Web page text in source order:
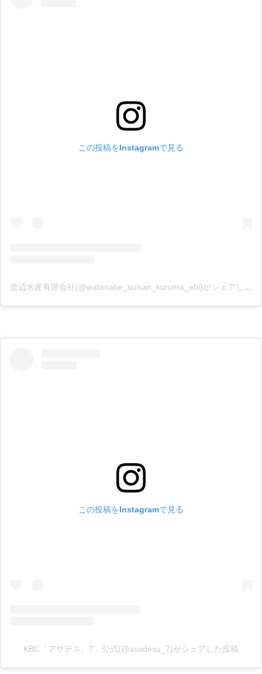
この投稿をInstagramで見る
渡辺水産有限会社(@watanabe_suisan_kuruma_ebi)がシェアした投稿
この投稿をInstagramで見る
KBC「アサデス。7」公式(@asadesu_7)がシェアした投稿